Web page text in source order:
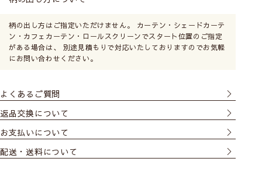
柄の出し方はご指定いただけません。 カーテン・シェードカーテ
ン・カフェカーテン・ロールスクリーンでスタート位置のご指定
がある場合は、 別途見積もりで対応いたしておりますのでお気軽
にお問い合わせください。
よくあるご質問
返品交換について
お支払いについて
配送・送料について